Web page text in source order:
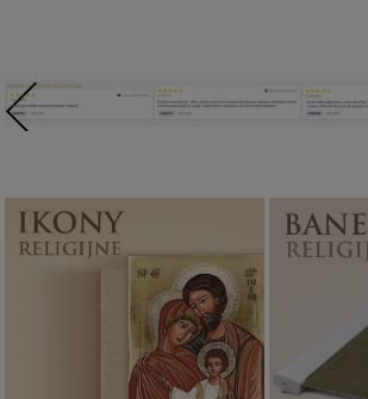
Ikony religijne
PONAD 400
WZORÓW